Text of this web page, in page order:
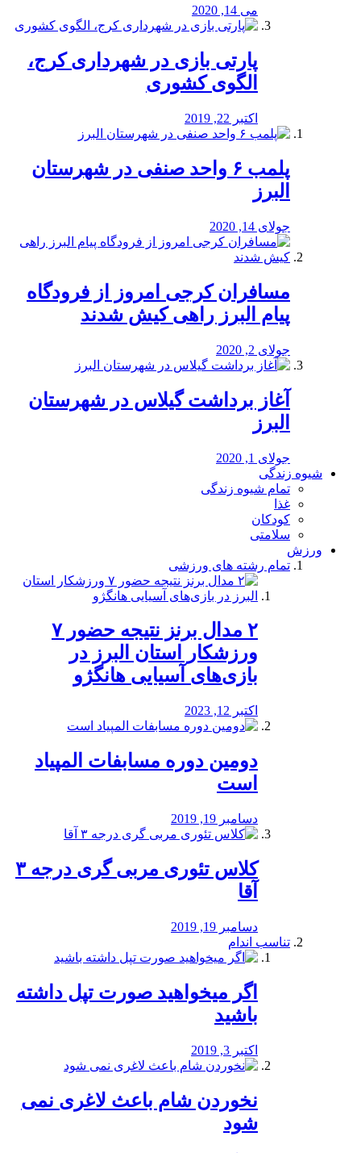
می 14, 2020
پارتی بازی در شهرداری کرج،
الگوی کشوری
اکتبر 22, 2019
پلمب ۶ واحد صنفی در شهرستان
البرز
جولای 14, 2020
مسافران کرجی امروز از فرودگاه
پیام البرز راهی کیش شدند
جولای 2, 2020
آغاز برداشت گیلاس در شهرستان
البرز
جولای 1, 2020
شیوه زندگی
تمام شیوه زندگی
غذا
کودکان
سلامتی
ورزش
تمام رشته های ورزشی
۲ مدال برنز نتیجه حضور ۷
ورزشکار استان البرز در
بازی‌های آسیایی هانگژو
اکتبر 12, 2023
دومین دوره مسابفات المپیاد
است
دسامبر 19, 2019
کلاس تئوری مربی گری درجه ۳
آقا
دسامبر 19, 2019
تناسب اندام
اگر میخواهید صورت تپل داشته
باشید
اکتبر 3, 2019
نخوردن شام باعث لاغری نمی
‌شود